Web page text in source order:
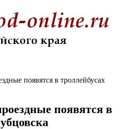
появятся в троллейбусах
появятся в